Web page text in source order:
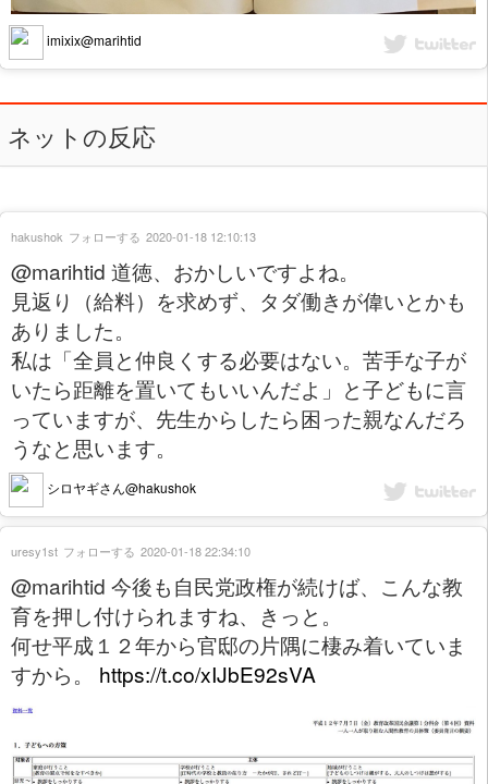
imixix@marihtid
ネットの反応
@marihtid 道徳、おかしいですよね。
見返り（給料）を求めず、タダ働きが偉いとかも
ありました。
私は「全員と仲良くする必要はない。苦手な子が
いたら距離を置いてもいいんだよ」と子どもに言
っていますが、先生からしたら困った親なんだろ
うなと思います。
シロヤギさん@hakushok
hakushok フォローする 2020-01-18 12:10:13
@marihtid 今後も自民党政権が続けば、こんな教
育を押し付けられますね、きっと。
何せ平成１２年から官邸の片隅に棲み着いていま
すから。 https://t.co/xIJbE92sVA
uresy1st フォローする 2020-01-18 22:34:10